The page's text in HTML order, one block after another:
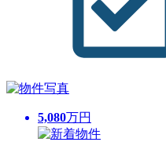
5,080万円